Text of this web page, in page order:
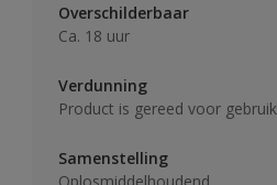
Overschilderbaar
Ca. 18 uur
Verdunning
Product is gereed voor gebruik
Samenstelling